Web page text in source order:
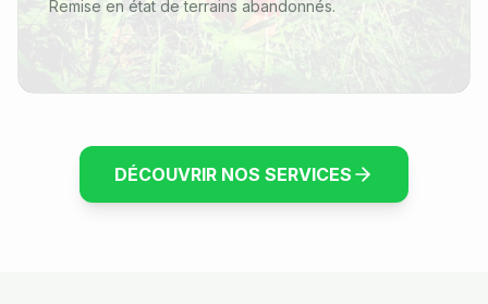
Remise en état de terrains abandonnés.
DÉCOUVRIR NOS SERVICES